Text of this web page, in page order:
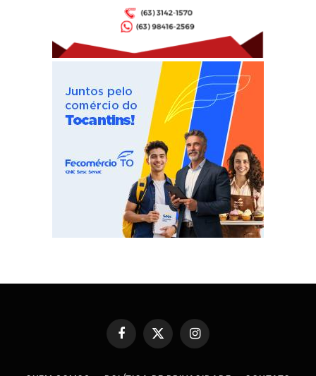
Facebook
X
Instagram